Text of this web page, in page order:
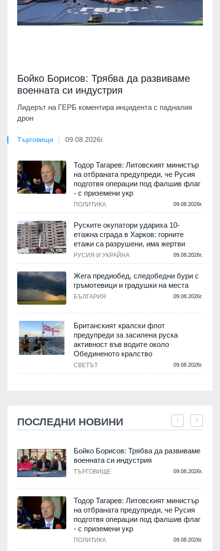
Бойко Борисов: Трябва да развиваме
военната си индустрия
Лидерът на ГЕРБ коментира инцидента с падналия
дрон
Търговище 09.08.2026г.
Тодор Тагарев: Литовският министър
на отбраната предупреди, че Русия
подготвя операции под фалшив флаг
- с приземени укр
ПОЛИТИКА 09.08.2026г.
Руските окупатори удариха 10-
етажна сграда в Харков: горните
етажи са разрушени, има жертви
РУСИЯ И УКРАЙНА 09.08.2026г.
Жега предиобед, следобедни бури с
гръмотевици и градушки на места
БЪЛГАРИЯ 09.08.2026г.
Британският кралски флот
предупреди за засилена руска
активност във водите около
Обединеното кралство
СВЕТЪТ 09.08.2026г.
ПОСЛЕДНИ НОВИНИ
Бойко Борисов: Трябва да развиваме
военната си индустрия
ТЪРГОВИЩЕ 09.08.2026г.
Тодор Тагарев: Литовският министър
на отбраната предупреди, че Русия
подготвя операции под фалшив флаг
- с приземени укр
ПОЛИТИКА 09.08.2026г.